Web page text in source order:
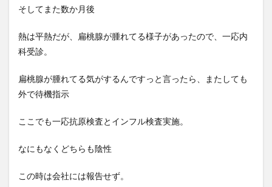
そしてまた数か月後
熱は平熱だが、扁桃腺が腫れてる様子があったので、一応内
科受診。
扁桃腺が腫れてる気がするんですっと言ったら、またしても
外で待機指示
ここでも一応抗原検査とインフル検査実施。
なにもなくどちらも陰性
この時は会社には報告せず。